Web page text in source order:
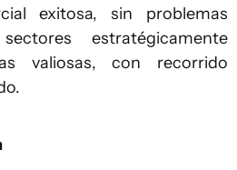
exitosa, sin problemas
estratégicamente
valiosas, con recorrido